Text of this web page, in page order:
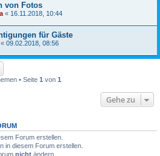
von Fotos
« 16.11.2018, 10:44
für Gäste
« 09.02.2018, 08:56
• Seite 1 von 1
Gehe zu
Forum erstellen.
in diesem Forum erstellen.
nicht ändern.